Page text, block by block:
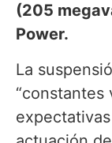
(205
Power.
La
“constantes